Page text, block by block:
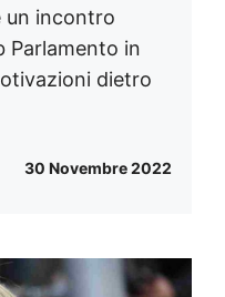
un incontro
Parlamento in
dietro
30 Novembre 2022